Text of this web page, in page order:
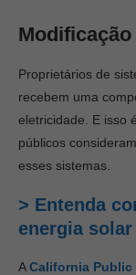
Proprietários de
recebem uma
eletricidade. E isso
públicos
esses sistemas.
> Entenda
energia solar
ACalifornia